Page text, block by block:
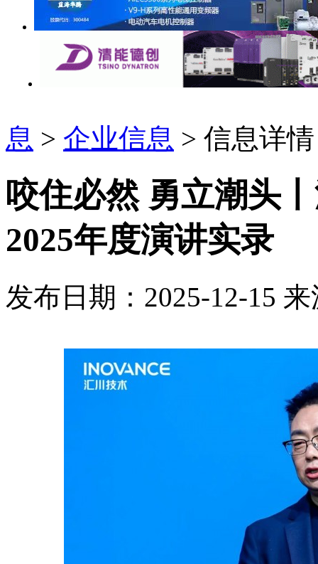
息 > 企业信息 > 信息详情
咬住必然 勇立潮头
2025年度演讲实录
发布日期：2025-12-15 来